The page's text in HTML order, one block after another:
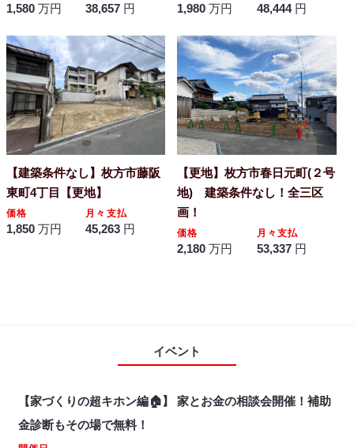
イベント
【家づくりの超キホン編🏠】 家とお金の相談会開催！補助
金診断もその場で無料！
1,580 万円 38,657 円 1,980 万円 48,444 円
【建築条件なし】枚方市藤阪
東町4丁目【更地】
価格
1,850 万円
月々支払
45,263 円
【更地】枚方市春日元町(２号
地) 建築条件なし！全三区
画！
価格
2,180 万円
月々支払
53,337 円